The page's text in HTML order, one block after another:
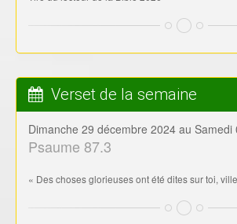
Verset de la semaine
Dimanche 29 décembre 2024 au Samedi
Psaume 87.3
« Des choses glorieuses ont été dites sur toi,